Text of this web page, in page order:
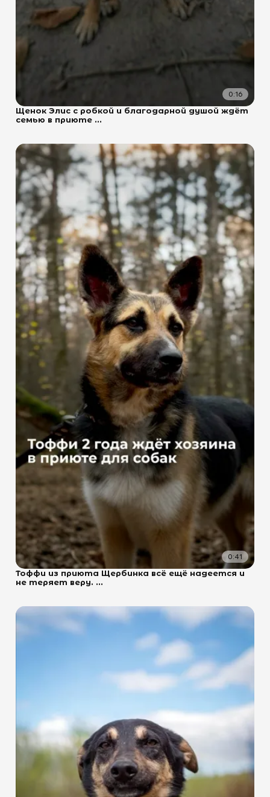
0:16
Щенок Элис с робкой и благодарной душой ждёт
семью в приюте ...
0:41
Тоффи из приюта Щербинка всё ещё надеется и
не теряет веру. ...